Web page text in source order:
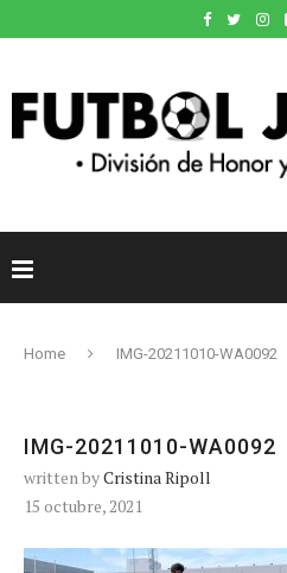
Home IMG-20211010-WA0092
IMG-20211010-WA0092
written byCristina Ripoll
15 octubre, 2021